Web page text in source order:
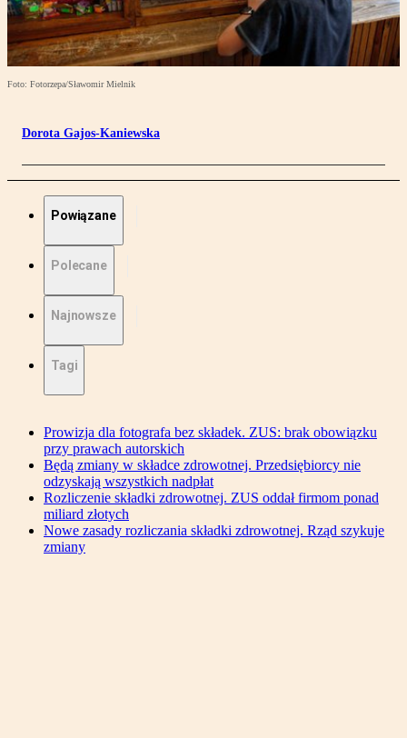
Foto: Fotorzepa/Sławomir Mielnik
Dorota Gajos-Kaniewska
Powiązane
Polecane
Najnowsze
Tagi
Prowizja dla fotografa bez składek. ZUS: brak obowiązku
przy prawach autorskich
Będą zmiany w składce zdrowotnej. Przedsiębiorcy nie
odzyskają wszystkich nadpłat
Rozliczenie składki zdrowotnej. ZUS oddał firmom ponad
miliard złotych
Nowe zasady rozliczania składki zdrowotnej. Rząd szykuje
zmiany